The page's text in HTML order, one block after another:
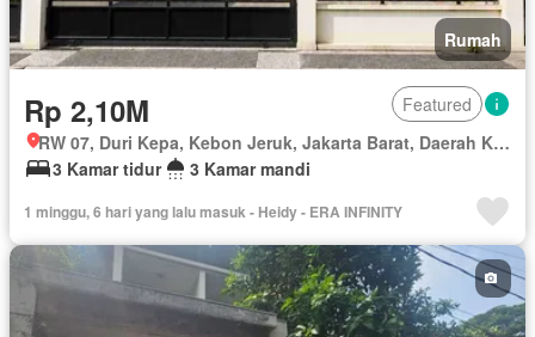
Rumah
Rp 2,10M
Featured
RW 07, Duri Kepa, Kebon Jeruk, Jakarta Barat, Daerah Khusus Ibukota Jakarta
3 Kamar tidur
3 Kamar mandi
1 minggu, 6 hari yang lalu masuk - Heidy - ERA INFINITY